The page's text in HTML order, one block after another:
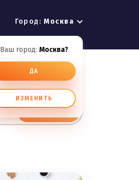
Город:Москва
Ваш город: Москва?
ДА
ИЗМЕНИТЬ